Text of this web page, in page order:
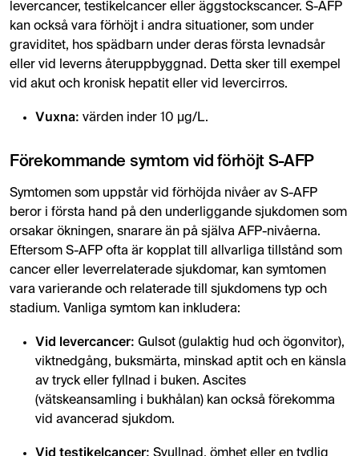
levercancer, testikelcancer eller äggstockscancer. S-AFP
kan också vara förhöjt i andra situationer, som under
graviditet, hos spädbarn under deras första levnadsår
eller vid leverns återuppbyggnad. Detta sker till exempel
vid akut och kronisk hepatit eller vid levercirros.
Vuxna: värden inder 10 µg/L.
Förekommande symtom vid förhöjt S-AFP
Symtomen som uppstår vid förhöjda nivåer av S-AFP
beror i första hand på den underliggande sjukdomen som
orsakar ökningen, snarare än på själva AFP-nivåerna.
Eftersom S-AFP ofta är kopplat till allvarliga tillstånd som
cancer eller leverrelaterade sjukdomar, kan symtomen
vara varierande och relaterade till sjukdomens typ och
stadium. Vanliga symtom kan inkludera:
Vid levercancer: Gulsot (gulaktig hud och ögonvitor),
viktnedgång, buksmärta, minskad aptit och en känsla
av tryck eller fyllnad i buken. Ascites
(vätskeansamling i bukhålan) kan också förekomma
vid avancerad sjukdom.
Vid testikelcancer: